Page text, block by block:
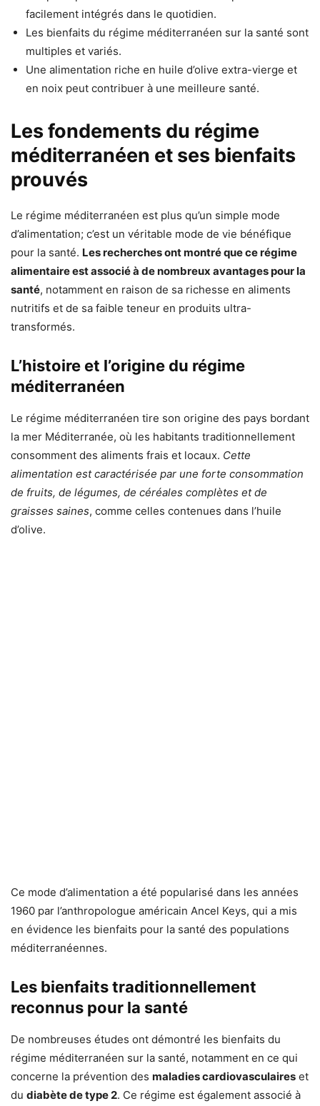
facilement intégrés dans le quotidien.
Les bienfaits du régime méditerranéen sur la santé sont
multiples et variés.
Une alimentation riche en huile d’olive extra-vierge et
en noix peut contribuer à une meilleure santé.
Les fondements du régime
méditerranéen et ses bienfaits
prouvés
Le régime méditerranéen est plus qu’un simple mode
d’alimentation; c’est un véritable mode de vie bénéfique
pour la santé. Les recherches ont montré que ce régime
alimentaire est associé à de nombreux avantages pour la
santé, notamment en raison de sa richesse en aliments
nutritifs et de sa faible teneur en produits ultra-
transformés.
L’histoire et l’origine du régime
méditerranéen
Le régime méditerranéen tire son origine des pays bordant
la mer Méditerranée, où les habitants traditionnellement
consomment des aliments frais et locaux. Cette
alimentation est caractérisée par une forte consommation
de fruits, de légumes, de céréales complètes et de
graisses saines, comme celles contenues dans l’huile
d’olive.
Ce mode d’alimentation a été popularisé dans les années
1960 par l’anthropologue américain Ancel Keys, qui a mis
en évidence les bienfaits pour la santé des populations
méditerranéennes.
Les bienfaits traditionnellement
reconnus pour la santé
De nombreuses études ont démontré les bienfaits du
régime méditerranéen sur la santé, notamment en ce qui
concerne la prévention des maladies cardiovasculaires et
du diabète de type 2. Ce régime est également associé à